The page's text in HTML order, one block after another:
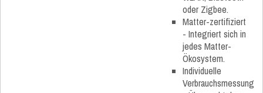
oder Zigbee.
Matter-zertifiziert
- Integriert sich in
jedes Matter-
Ökosystem.
Individuelle
Verbrauchsmessung